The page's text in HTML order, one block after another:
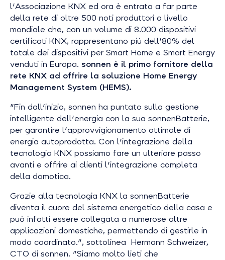
l'Associazione KNX ed ora è entrata a far parte
della rete di oltre 500 noti produttori a livello
mondiale che, con un volume di 8.000 dispositivi
certificati KNX, rappresentano più dell'80% del
totale dei dispositivi per Smart Home e Smart Energy
venduti in Europa. sonnen è il primo fornitore della
rete KNX ad offrire la soluzione Home Energy
Management System (HEMS).
"Fin dall'inizio, sonnen ha puntato sulla gestione
intelligente dell'energia con la sua sonnenBatterie,
per garantire l'approvvigionamento ottimale di
energia autoprodotta. Con l'integrazione della
tecnologia KNX possiamo fare un ulteriore passo
avanti e offrire ai clienti l'integrazione completa
della domotica.
Grazie alla tecnologia KNX la sonnenBatterie
diventa il cuore del sistema energetico della casa e
può infatti essere collegata a numerose altre
applicazioni domestiche, permettendo di gestirle in
modo coordinato.", sottolinea Hermann Schweizer,
CTO di sonnen. "Siamo molto lieti che